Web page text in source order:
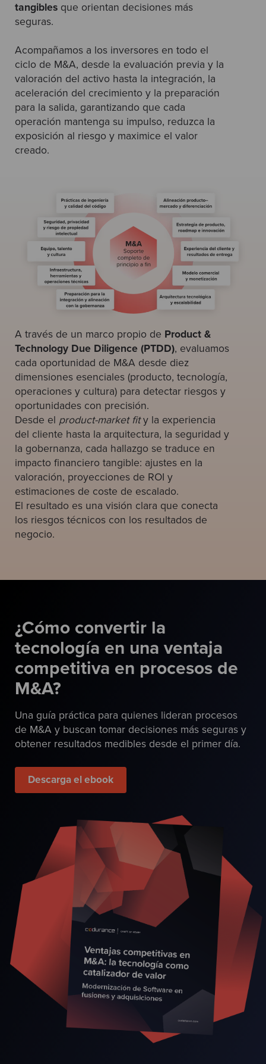
tangibles que orientan decisiones más
seguras.
Acompañamos a los inversores en todo el
ciclo de M&A, desde la evaluación previa y la
valoración del activo hasta la integración, la
aceleración del crecimiento y la preparación
para la salida, garantizando que cada
operación mantenga su impulso, reduzca la
exposición al riesgo y maximice el valor
creado.
A través de un marco propio de Product &
Technology Due Diligence (PTDD), evaluamos
cada oportunidad de M&A desde diez
dimensiones esenciales (producto, tecnología,
operaciones y cultura) para detectar riesgos y
oportunidades con precisión.
Desde el product-market fity la experiencia
del cliente hasta la arquitectura, la seguridad y
la gobernanza, cada hallazgo se traduce en
impacto financiero tangible: ajustes en la
valoración, proyecciones de ROI y
estimaciones de coste de escalado.
El resultado es una visión clara que conecta
los riesgos técnicos con los resultados de
negocio.
¿Cómo convertir la
tecnología en una ventaja
competitiva en procesos de
M&A?
Una guía práctica para quienes lideran procesos
de M&A y buscan tomar decisiones más seguras y
obtener resultados medibles desde el primer día.
Descarga el ebook